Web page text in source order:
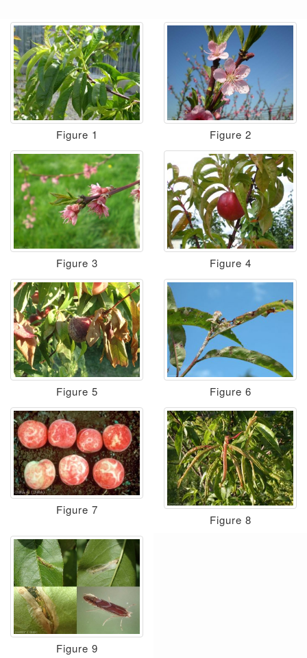
Figure 1 Figure 2
Figure 3 Figure 4
Figure 5 Figure 6
Figure 7
Figure 8
Figure 9